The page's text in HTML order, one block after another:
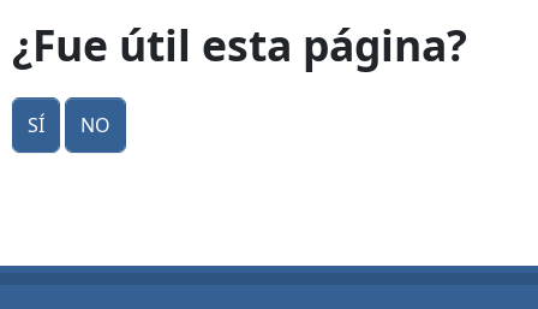
¿Fue útil esta página?
Sí No